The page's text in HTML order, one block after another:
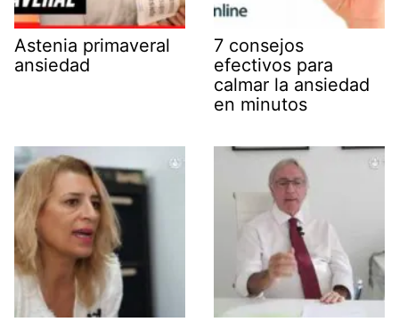
Astenia primaveral
ansiedad
7 consejos
efectivos para
calmar la ansiedad
en minutos